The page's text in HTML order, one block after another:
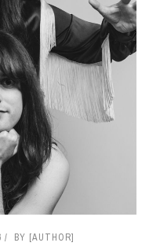
BY [AUTHOR]